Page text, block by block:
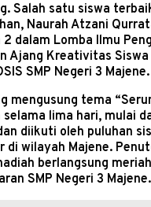
Salah satu siswa
Naurah Atzani
dalam Lomba Ilmu
Ajang Kreativitas
SMP Negeri 3 Majene.
mengusung tema
lima hari, mulai
diikuti oleh puluhan
di wilayah Majene.
berlangsung
SMP Negeri 3 Majene.